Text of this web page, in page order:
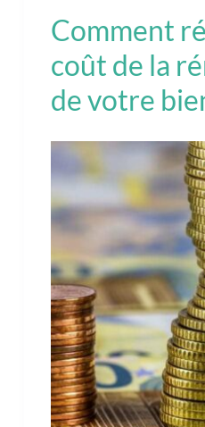
Comment
coût de la
de votre